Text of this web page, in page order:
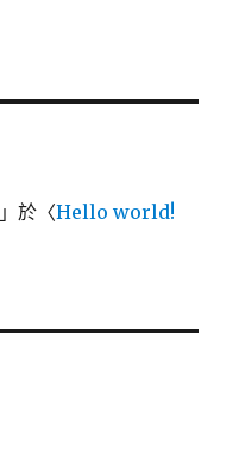
」於〈Hello world!